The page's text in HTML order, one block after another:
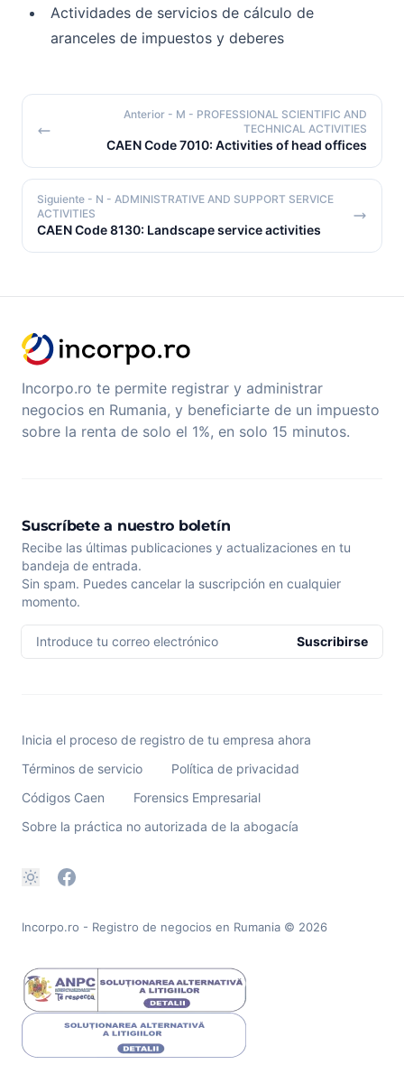
Actividades de servicios de cálculo de
aranceles de impuestos y deberes
Anterior - M - PROFESSIONAL SCIENTIFIC AND
TECHNICAL ACTIVITIES
CAEN Code 7010: Activities of head offices
Siguiente - N - ADMINISTRATIVE AND SUPPORT SERVICE
ACTIVITIES
CAEN Code 8130: Landscape service activities
Incorpo.ro te permite registrar y administrar
negocios en Rumania, y beneficiarte de un impuesto
sobre la renta de solo el 1%, en solo 15 minutos.
Suscríbete a nuestro boletín
Recibe las últimas publicaciones y actualizaciones en tu
bandeja de entrada.
Sin spam. Puedes cancelar la suscripción en cualquier
momento.
Introduce tu correo electrónico Suscribirse
Inicia el proceso de registro de tu empresa ahora
Términos de servicio
Política de privacidad
Códigos Caen
Forensics Empresarial
Sobre la práctica no autorizada de la abogacía
Incorpo.ro - Registro de negocios en Rumania © 2026